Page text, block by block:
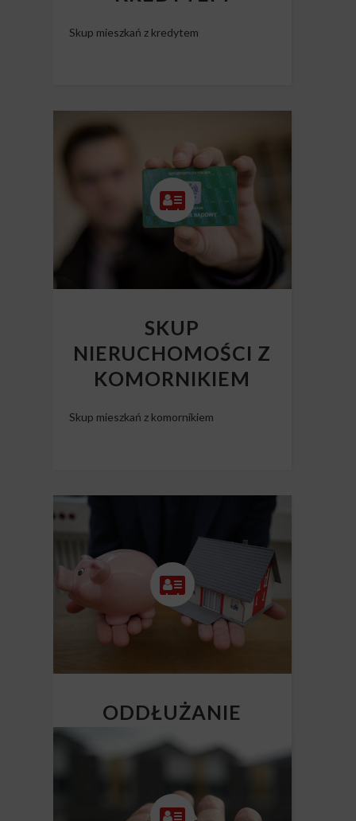
Skup mieszkań z kredytem
SKUP
NIERUCHOMOŚCI Z
KOMORNIKIEM
Skup mieszkań z komornikiem
ODDŁUŻANIE
NIERUCHOMOŚCI